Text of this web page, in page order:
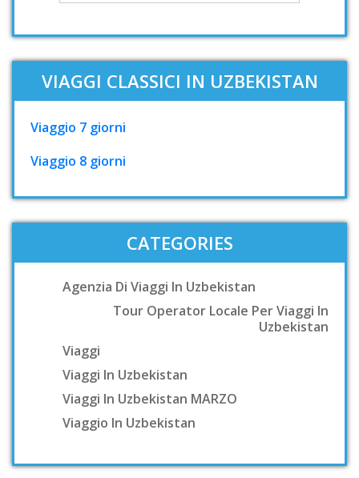
VIAGGI CLASSICI IN UZBEKISTAN
Viaggio 7 giorni
Viaggio 8 giorni
CATEGORIES
Agenzia Di Viaggi In Uzbekistan
Tour Operator Locale Per Viaggi In
Uzbekistan
Viaggi
Viaggi In Uzbekistan
Viaggi In Uzbekistan MARZO
Viaggio In Uzbekistan